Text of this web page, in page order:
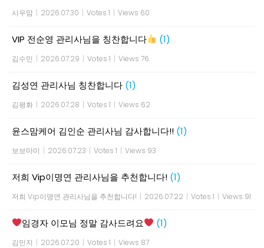
시우맘 | 2026.07.30 | Votes 1 | Views 60
VIP 전순영 관리사님을 칭찬합니다 (1)
김수민 | 2026.07.29 | Votes 1 | Views 76
김성연 관리사님 칭찬합니다 (1)
김평화 | 2026.07.28 | Votes 1 | Views 62
윤스맘케어 김인순 관리사님 감사합니다!! (1)
보보마미 | 2026.07.23 | Votes 1 | Views 93
저희 Vip이명연 관리사님을 추천합니다! (1)
저희 Vip이명연 관리사님을 추천합니다! | 2026.07.22 | Votes 1 | Views 91
임경자 이모님 정말 감사드려요 (1)
김민지 | 2026.07.20 | Votes 1 | Views 87